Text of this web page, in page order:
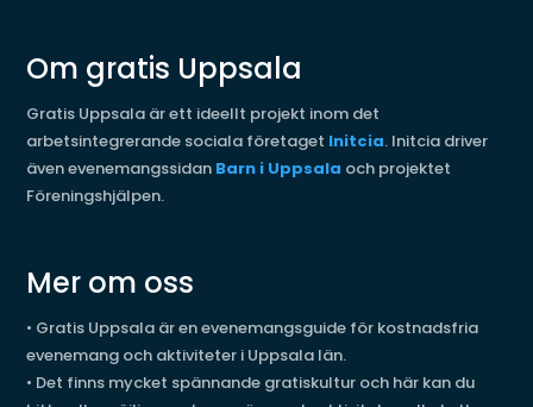
Om gratis Uppsala
Gratis Uppsala är ett ideellt projekt inom det
arbetsintegrerande sociala företaget Initcia. Initcia driver
även evenemangssidan Barn i Uppsala och projektet
Föreningshjälpen.
Mer om oss
• Gratis Uppsala är en evenemangsguide för kostnadsfria
evenemang och aktiviteter i Uppsala län.
• Det finns mycket spännande gratiskultur och här kan du